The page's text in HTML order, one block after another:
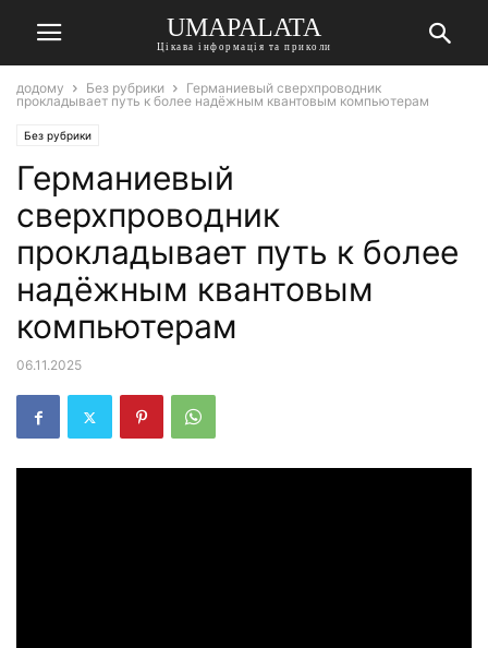
UMAPALATA
Цікава інформація та приколи
додому Без рубрики
Германиевый сверхпроводник
прокладывает путь к более надёжным квантовым компьютерам
Без рубрики
Германиевый
сверхпроводник
прокладывает путь к более
надёжным квантовым
компьютерам
06.11.2025